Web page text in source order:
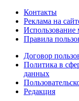
Контакты
Реклама на
Использование
Правила
Договор
Политика в
данных
Редакция